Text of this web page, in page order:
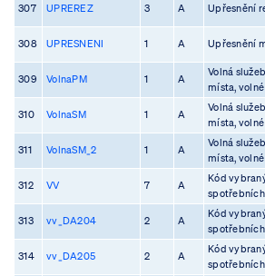
307 UPREREZ 3 A Upřesnění
308 UPRESNENI 1 A Upřesnění
309 VolnaPM 1 A
Volná
místa,
310 VolnaSM 1 A
Volná
místa,
311 VolnaSM_2 1 A
Volná
místa,
312 VV 7 A
Kód
313 vv_DA204 2 A
Kód
314 vv_DA205 2 A
Kód